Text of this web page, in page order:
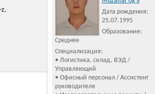
Дата рождения:
25.07.1995
Образование:
Среднее
Специализация:
• Логистика, склад, ВЭД /
Управляющий
• Офисный персонал / Ассистент
руководителя